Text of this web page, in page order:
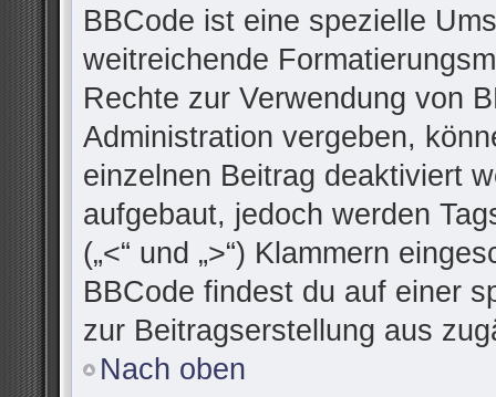
BBCode ist eine spezielle
weitreichende
Rechte zur Verwendung von
Administration vergeben,
einzelnen Beitrag deaktiviert
aufgebaut, jedoch werden
(„<“ und „>“) Klammern
BBCode findest du auf einer
zur Beitragserstellung aus
Nach oben